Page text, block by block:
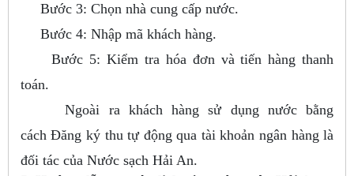
Bước 3: Chọn nhà cung cấp nước.
Bước 4: Nhập mã khách hàng.
Bước 5: Kiểm tra hóa đơn và tiến hàng thanh
toán.
Ngoài ra khách hàng sử dụng nước bằng
cách Đăng ký thu tự động qua tài khoản ngân hàng là
đối tác của Nước sạch Hải An.